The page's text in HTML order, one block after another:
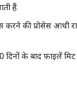
हैं.
करने की प्रोसेस
के बाद फ़ाइलें मिट